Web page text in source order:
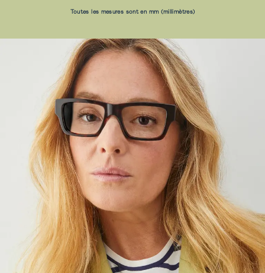
Toutes les mesures sont en mm (millimètres)